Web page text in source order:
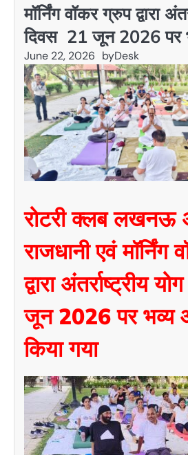
मॉर्निंग वॉकर ग्रुप द्वारा
दिवस 21 जून 2026 पर
June 22, 2026 byDesk
रोटरी क्लब लखनऊ
राजधानी एवं मॉर्निंग
द्वारा अंतर्राष्ट्रीय
जून 2026 पर भव्य
किया गया